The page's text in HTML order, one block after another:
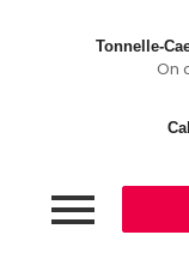
Tonnelle-
On